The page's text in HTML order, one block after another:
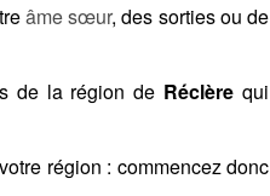
âme sœur, des sorties ou de
de la région de Réclère qui
région : commencez donc